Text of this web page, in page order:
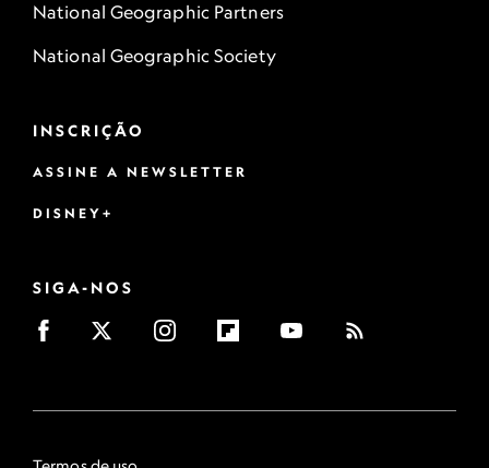
National Geographic Partners
National Geographic Society
INSCRIÇÃO
ASSINE A NEWSLETTER
DISNEY+
SIGA-NOS